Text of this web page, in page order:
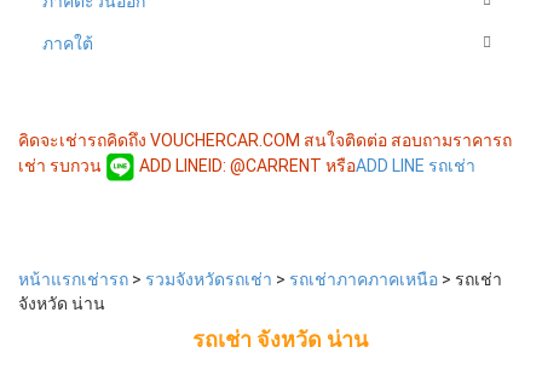
ภาคใต้
คิดจะเช่ารถคิดถึง VOUCHERCAR.COM สนใจติดต่อ สอบถามราคารถ
เช่า รบกวน
ADD LINEID: @CARRENT หรือADD LINE รถเช่า
หน้าแรกเช่ารถ > รวมจังหวัดรถเช่า > รถเช่าภาคภาคเหนือ > รถเช่า
จังหวัด น่าน
รถเช่า จังหวัด น่าน